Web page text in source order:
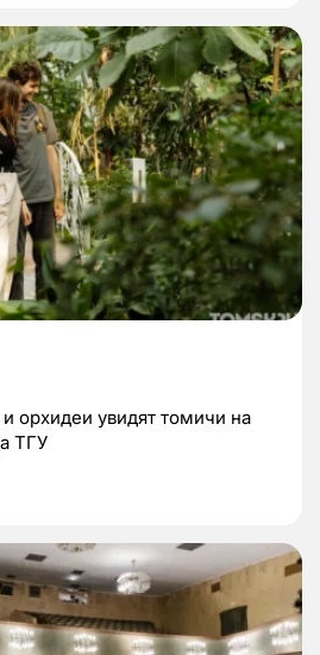
орхидеи увидят томичи на
ТГУ